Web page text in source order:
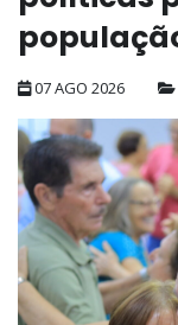
07 AGO 2026